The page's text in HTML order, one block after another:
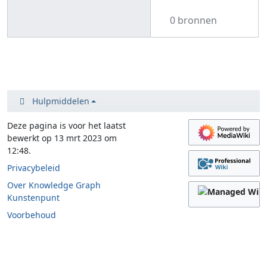
0 bronnen
Hulpmiddelen
Deze pagina is voor het laatst
bewerkt op 13 mrt 2023 om
12:48.
Privacybeleid
Over Knowledge Graph
Kunstenpunt
Voorbehoud